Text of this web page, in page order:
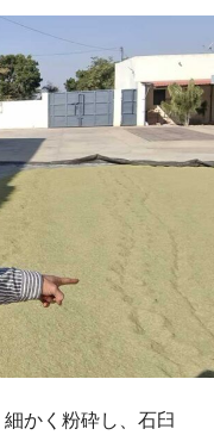
かく粉砕し、石臼